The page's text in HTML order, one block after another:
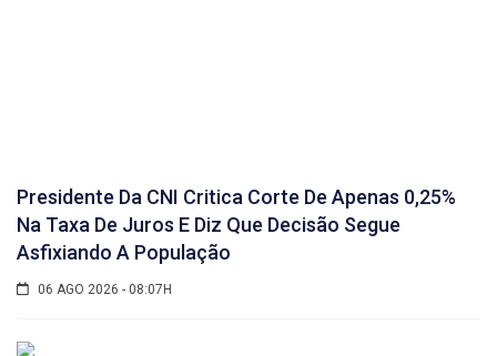
Presidente Da CNI Critica Corte De Apenas 0,25%
Na Taxa De Juros E Diz Que Decisão Segue
Asfixiando A População
06 AGO 2026 - 08:07H